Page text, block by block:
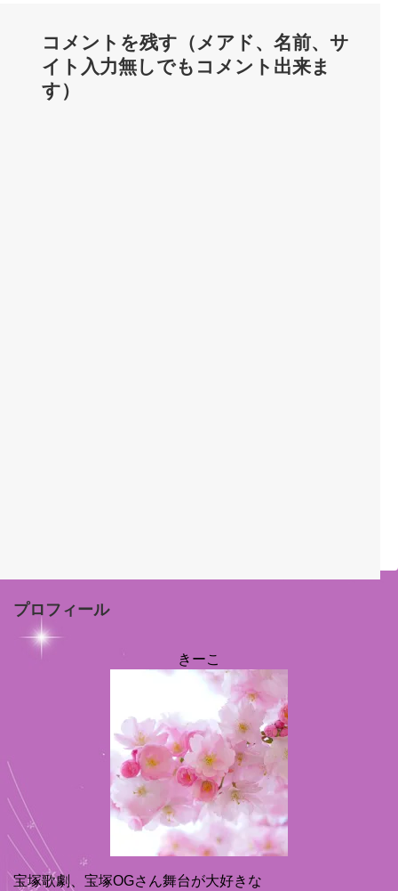
コメントを残す（メアド、名前、サ
イト入力無しでもコメント出来ま
す）
プロフィール
きーこ
宝塚歌劇、宝塚OGさん舞台が大好きな